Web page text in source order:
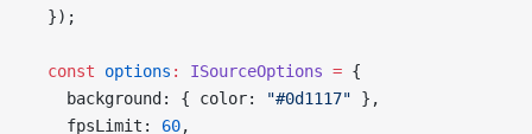
  });
  const
options : ISourceOptions = {
    background: { color:
"#0d1117" },
    fpsLimit:
60,